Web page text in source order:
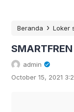
Beranda › Loker
admin
October 15, 2021